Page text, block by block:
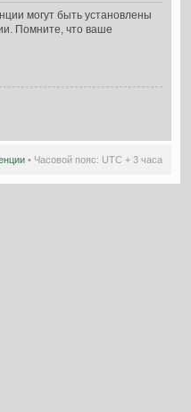
могут быть установлены
Помните, что ваше
• Часовой пояс: UTC + 3 часа